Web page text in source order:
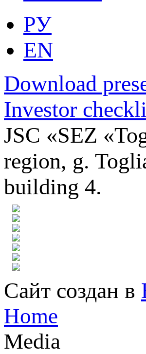
РУ
EN
Download
Investor
JSC «SEZ
region, g.
building 4.
Сайт создан в
Home
Media